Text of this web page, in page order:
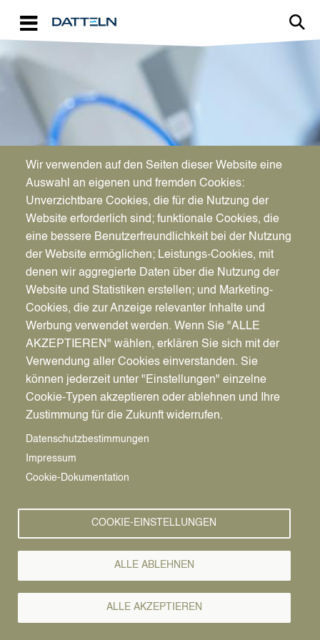
WIRTSCHAFTSFÖRDERUNG
Aktuelles für Unternehmen
Pfadnavigation
Wirtschaft | Bauen | Umwelt Wirtschaftsförderung News
Wirtschafts-
News
15.06.2021
Webinarreihe für
Unternehmen der
Umweltwirtschaft:
Wir verwenden auf den Seiten dieser Website eine
Auswahl an eigenen und fremden Cookies:
Unverzichtbare Cookies, die für die Nutzung der
Website erforderlich sind; funktionale Cookies, die
eine bessere Benutzerfreundlichkeit bei der Nutzung
der Website ermöglichen; Leistungs-Cookies, mit
denen wir aggregierte Daten über die Nutzung der
Website und Statistiken erstellen; und Marketing-
Cookies, die zur Anzeige relevanter Inhalte und
Werbung verwendet werden. Wenn Sie "ALLE
AKZEPTIEREN" wählen, erklären Sie sich mit der
Verwendung aller Cookies einverstanden. Sie
können jederzeit unter "Einstellungen" einzelne
Cookie-Typen akzeptieren oder ablehnen und Ihre
Zustimmung für die Zukunft widerrufen.
Datenschutzbestimmungen
Impressum
Cookie-Dokumentation
COOKIE-EINSTELLUNGEN
ALLE ABLEHNEN
ALLE AKZEPTIEREN